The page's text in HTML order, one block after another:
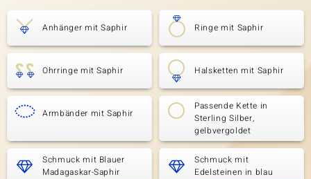
Anhänger mit Saphir Ringe mit Saphir
Ohrringe mit Saphir Halsketten mit Saphir
Armbänder mit Saphir
Passende Kette in
Sterling Silber,
gelbvergoldet
Schmuck mit Blauer
Madagaskar-Saphir
Schmuck mit
Edelsteinen in blau